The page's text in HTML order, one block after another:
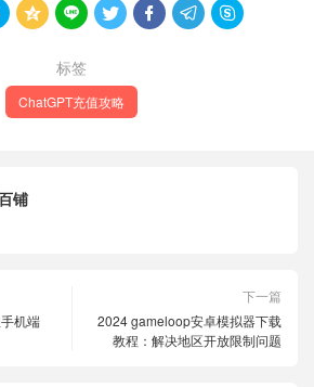
     
标签
ChatGPT充值攻略
铺
机端
下一篇
2024 gameloop安卓模拟器下载
教程：解决地区开放限制问题